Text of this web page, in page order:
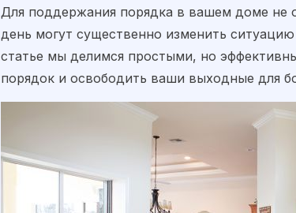
Для поддержания порядка в вашем доме не
день могут существенно изменить
статье мы делимся простыми, но
порядок и освободить ваши выходные для